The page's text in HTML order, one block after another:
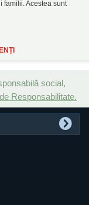
familii. Acestea sunt
social,
Responsabilitate.